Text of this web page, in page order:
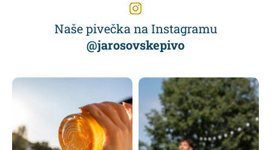
Naše pivečka na Instagramu
@jarosovskepivo